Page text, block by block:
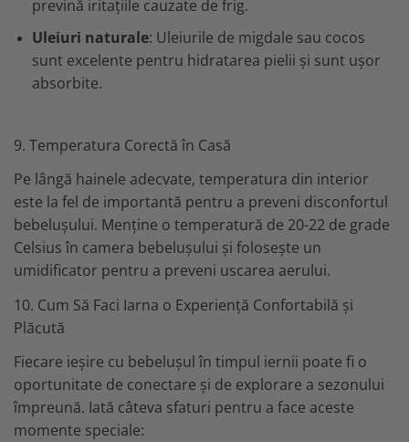
prevină iritațiile cauzate de frig.
Uleiuri naturale: Uleiurile de migdale sau cocos
sunt excelente pentru hidratarea pielii și sunt ușor
absorbite.
9. Temperatura Corectă în Casă
Pe lângă hainele adecvate, temperatura din interior
este la fel de importantă pentru a preveni disconfortul
bebelușului. Menține o temperatură de 20-22 de grade
Celsius în camera bebelușului și folosește un
umidificator pentru a preveni uscarea aerului.
10. Cum Să Faci Iarna o Experiență Confortabilă și
Plăcută
Fiecare ieșire cu bebelușul în timpul iernii poate fi o
oportunitate de conectare și de explorare a sezonului
împreună. Iată câteva sfaturi pentru a face aceste
momente speciale: